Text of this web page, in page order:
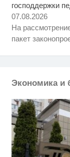
господдержки
07.08.2026
На
пакет
Экономика и